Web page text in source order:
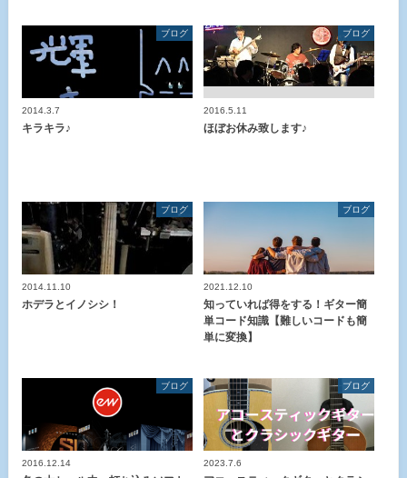
ブログ
2014.3.7
キラキラ♪
ブログ
2016.5.11
ほぼお休み致します♪
ブログ
2014.11.10
ホデラとイノシシ！
ブログ
2021.12.10
知っていれば得をする！ギター簡
単コード知識【難しいコードも簡
単に変換】
ブログ
2016.12.14
ブログ
2023.7.6